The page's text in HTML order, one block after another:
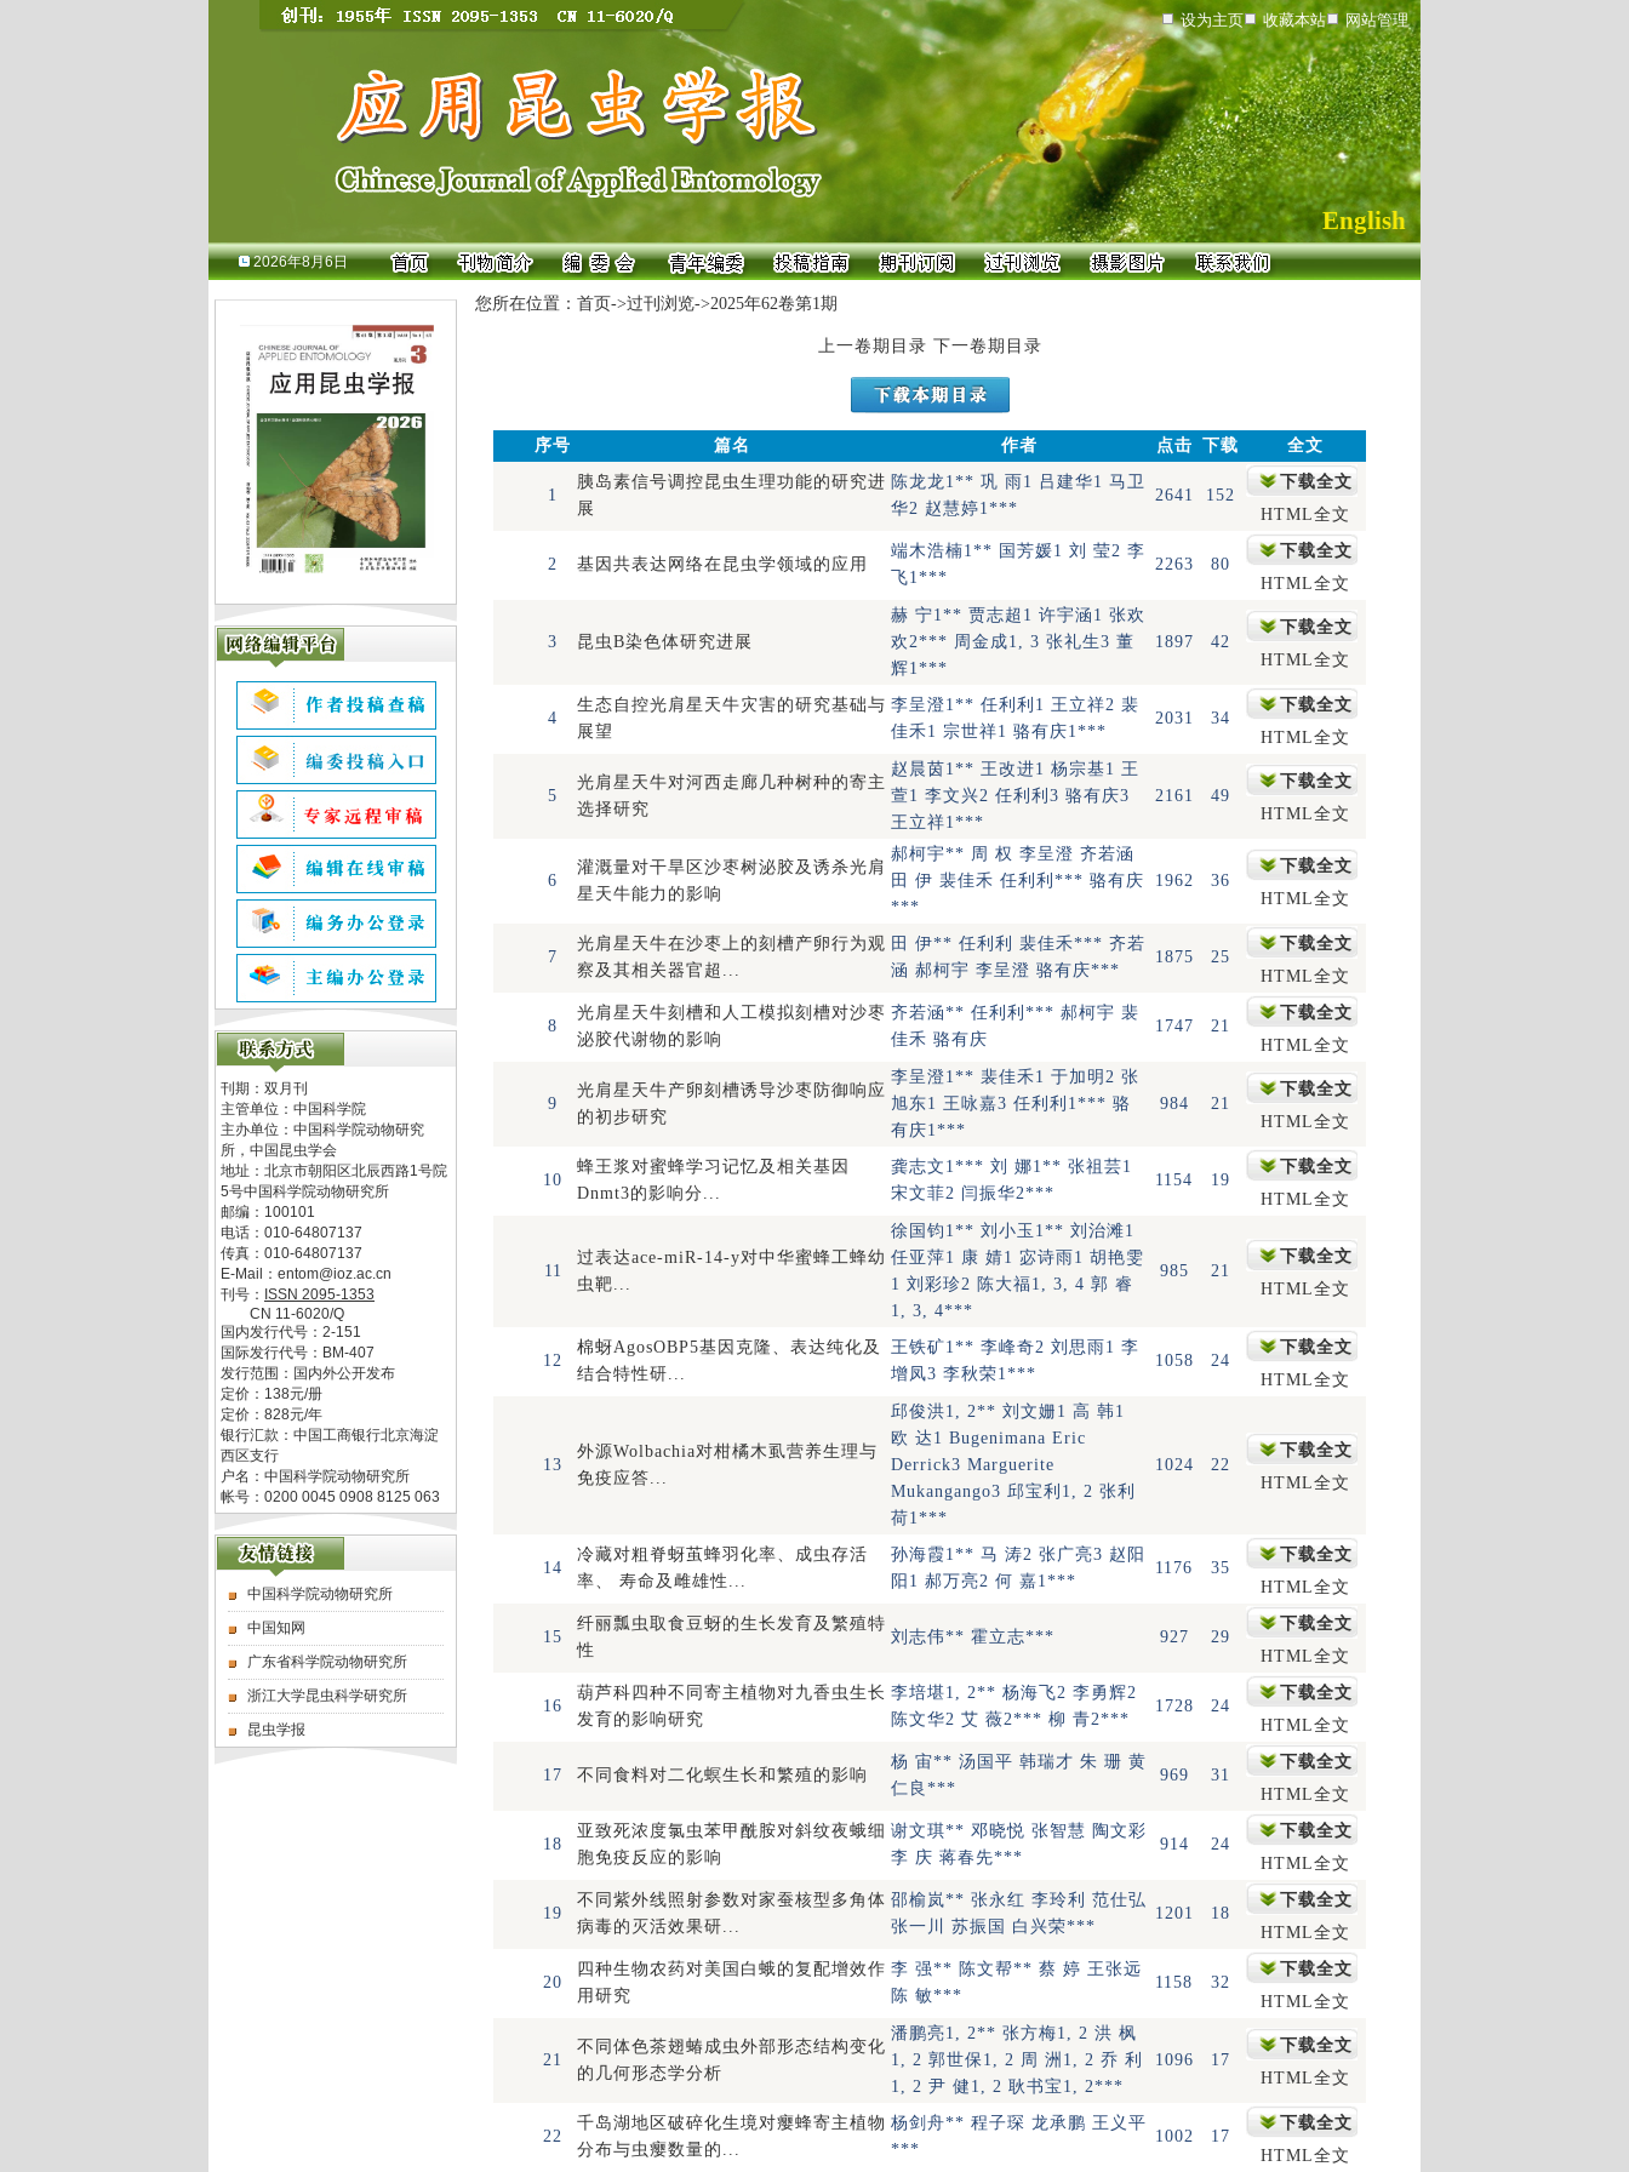
设为主页 收藏本站 网站管理
English
2026年8月6日
刊期：双月刊
主管单位： 中国科学院
主办单位： 中国科学院动物研究
所，中国昆虫学会
地址： 北京市朝阳区北辰西路1号院
5号中国科学院动物研究所
邮编： 100101
电话： 010-64807137
传真： 010-64807137
E-Mail： entom@ioz.ac.cn
刊号： ISSN 2095-1353
CN 11-6020/Q
国内发行代号： 2-151
国际发行代号： BM-407
发行范围：国内外公开发布
定价： 138元/册
定价： 828元/年
银行汇款：中国工商银行北京海淀
西区支行
户名：中国科学院动物研究所
帐号：0200 0045 0908 8125 063
中国科学院动物研究所
中国知网
广东省科学院动物研究所
浙江大学昆虫科学研究所
昆虫学报
您所在位置： 首页->过刊浏览->2025年62卷第1期
上一卷期目录 下一卷期目录
序号 篇名 作者 点击 下载 全文
1
胰岛素信号调控昆虫生理功能的研究进
展
陈龙龙1** 巩 雨1 吕建华1 马卫
华2 赵慧婷1***
2641 152
下载全文
HTML全文
2 基因共表达网络在昆虫学领域的应用
端木浩楠1** 国芳媛1 刘 莹2 李
飞1***
2263 80
下载全文
HTML全文
3 昆虫B染色体研究进展
赫 宁1** 贾志超1 许宇涵1 张欢
欢2*** 周金成1, 3 张礼生3 董
辉1***
1897 42
下载全文
HTML全文
4
生态自控光肩星天牛灾害的研究基础与
展望
李呈澄1** 任利利1 王立祥2 裴
佳禾1 宗世祥1 骆有庆1***
2031 34
下载全文
HTML全文
5
光肩星天牛对河西走廊几种树种的寄主
选择研究
赵晨茵1** 王改进1 杨宗基1 王
萱1 李文兴2 任利利3 骆有庆3
王立祥1***
2161 49
下载全文
HTML全文
6
灌溉量对干旱区沙枣树泌胶及诱杀光肩
星天牛能力的影响
郝柯宇** 周 权 李呈澄 齐若涵
田 伊 裴佳禾 任利利*** 骆有庆
***
1962 36
下载全文
HTML全文
7
光肩星天牛在沙枣上的刻槽产卵行为观
察及其相关器官超...
田 伊** 任利利 裴佳禾*** 齐若
涵 郝柯宇 李呈澄 骆有庆***
1875 25
下载全文
HTML全文
8
光肩星天牛刻槽和人工模拟刻槽对沙枣
泌胶代谢物的影响
齐若涵** 任利利*** 郝柯宇 裴
佳禾 骆有庆
1747 21
下载全文
HTML全文
9
光肩星天牛产卵刻槽诱导沙枣防御响应
的初步研究
李呈澄1** 裴佳禾1 于加明2 张
旭东1 王咏嘉3 任利利1*** 骆
有庆1***
984 21
下载全文
HTML全文
10
蜂王浆对蜜蜂学习记忆及相关基因
Dnmt3的影响分...
龚志文1*** 刘 娜1** 张祖芸1
宋文菲2 闫振华2***
1154 19
下载全文
HTML全文
11
过表达ace-miR-14-y对中华蜜蜂工蜂幼
虫靶...
徐国钧1** 刘小玉1** 刘治滩1
任亚萍1 康 婧1 宓诗雨1 胡艳雯
1 刘彩珍2 陈大福1, 3, 4 郭 睿
1, 3, 4***
985 21
下载全文
HTML全文
12
棉蚜AgosOBP5基因克隆、表达纯化及
结合特性研...
王铁矿1** 李峰奇2 刘思雨1 李
增凤3 李秋荣1***
1058 24
下载全文
HTML全文
13
外源Wolbachia对柑橘木虱营养生理与
免疫应答...
邱俊洪1, 2** 刘文姗1 高 韩1
欧 达1 Bugenimana Eric
Derrick3 Marguerite
Mukangango3 邱宝利1, 2 张利
荷1***
1024 22
下载全文
HTML全文
14
冷藏对粗脊蚜茧蜂羽化率、成虫存活
率、 寿命及雌雄性...
孙海霞1** 马 涛2 张广亮3 赵阳
阳1 郝万亮2 何 嘉1***
1176 35
下载全文
HTML全文
15
纤丽瓢虫取食豆蚜的生长发育及繁殖特
性
刘志伟** 霍立志*** 927 29
下载全文
HTML全文
16
葫芦科四种不同寄主植物对九香虫生长
发育的影响研究
李培堪1, 2** 杨海飞2 李勇辉2
陈文华2 艾 薇2*** 柳 青2***
1728 24
下载全文
HTML全文
17 不同食料对二化螟生长和繁殖的影响
杨 宙** 汤国平 韩瑞才 朱 珊 黄
仁良***
969 31
下载全文
HTML全文
18
亚致死浓度氯虫苯甲酰胺对斜纹夜蛾细
胞免疫反应的影响
谢文琪** 邓晓悦 张智慧 陶文彩
李 庆 蒋春先***
914 24
下载全文
HTML全文
19
不同紫外线照射参数对家蚕核型多角体
病毒的灭活效果研...
邵榆岚** 张永红 李玲利 范仕弘
张一川 苏振国 白兴荣***
1201 18
下载全文
HTML全文
20
四种生物农药对美国白蛾的复配增效作
用研究
李 强** 陈文帮** 蔡 婷 王张远
陈 敏***
1158 32
下载全文
HTML全文
21
不同体色茶翅蝽成虫外部形态结构变化
的几何形态学分析
潘鹏亮1, 2** 张方梅1, 2 洪 枫
1, 2 郭世保1, 2 周 洲1, 2 乔 利
1, 2 尹 健1, 2 耿书宝1, 2***
1096 17
下载全文
HTML全文
22
千岛湖地区破碎化生境对瘿蜂寄主植物
分布与虫瘿数量的...
杨剑舟** 程子琛 龙承鹏 王义平
***
1002 17
下载全文
HTML全文